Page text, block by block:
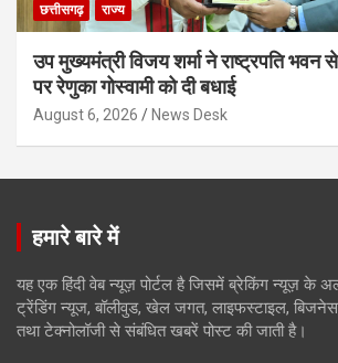
छत्तीसगढ़ राज्य
उप मुख्यमंत्री विजय शर्मा ने राष्ट्रपति
पर रेणुका गोस्वामी को दी बधाई
August 6, 2026 News Desk
हमारे बारे में
यह एक हिंदी वेब न्यूज़ पोर्टल है जिसमें ब्रेकिंग न्यूज़ के
ट्रेंडिंग न्यूज, बॉलीवुड, खेल जगत, लाइफस्टाइल, बिजनेस,
तथा टेक्नोलॉजी से संबंधित खबरें पोस्ट की जाती है।